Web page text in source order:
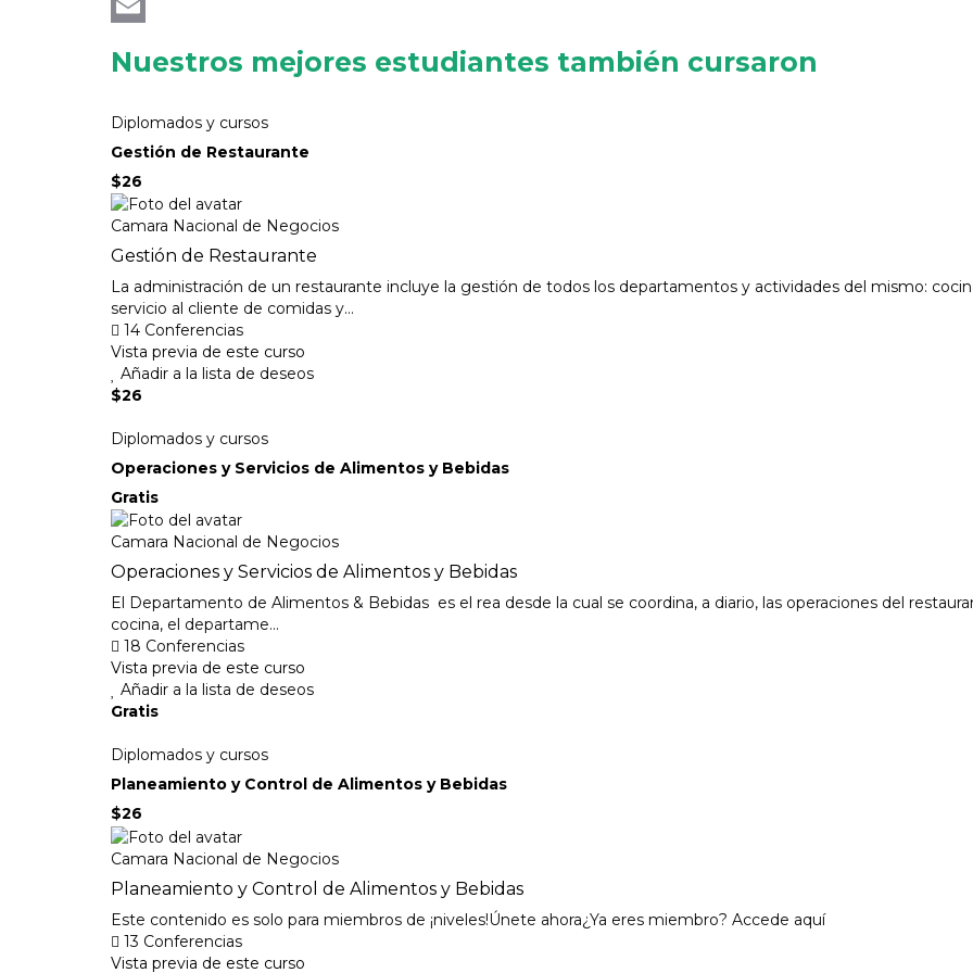
Messenger
Nuestros mejores estudiantes también cursaron
Diplomados y cursos
Gestión de Restaurante
$26
Camara Nacional de Negocios
Gestión de Restaurante
La administración de un restaurante incluye la gestión de todos los departamentos y actividades del mismo:
servicio al cliente de comidas y...
14 Conferencias
Vista previa de este curso
Añadir a la lista de deseos
$26
Diplomados y cursos
Operaciones y Servicios de Alimentos y Bebidas
Gratis
Camara Nacional de Negocios
Operaciones y Servicios de Alimentos y Bebidas
El Departamento de Alimentos & Bebidas es el rea desde la cual se coordina, a diario, las operaciones del
cocina, el departame...
18 Conferencias
Vista previa de este curso
Añadir a la lista de deseos
Gratis
Diplomados y cursos
Planeamiento y Control de Alimentos y Bebidas
$26
Camara Nacional de Negocios
Planeamiento y Control de Alimentos y Bebidas
Este contenido es solo para miembros de ¡niveles!Únete ahora¿Ya eres miembro? Accede aquí
13 Conferencias
Vista previa de este curso